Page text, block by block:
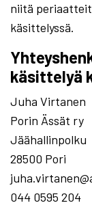
niitä
käsittelyssä.
käsittelyä
Juha Virtanen
Porin Ässät ry
Jäähallinpolku
28500 Pori
044 0595 204